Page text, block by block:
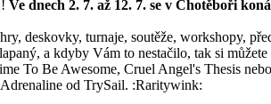
Ve dnech 2. 7. až 12. 7. se v Chotěboři
deskovky, turnaje, soutěže, workshopy,
a kdyby Vám to nestačilo, tak si
To Be Awesome, Cruel Angel's Thesis
od TrySail. :Raritywink: